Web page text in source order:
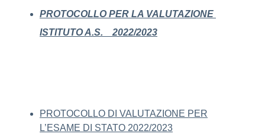
PROTOCOLLO PER LA VALUTAZIONE
ISTITUTO A.S. 2022/2023
PROTOCOLLO DI VALUTAZIONE PER
L’ESAME DI STATO 2022/2023